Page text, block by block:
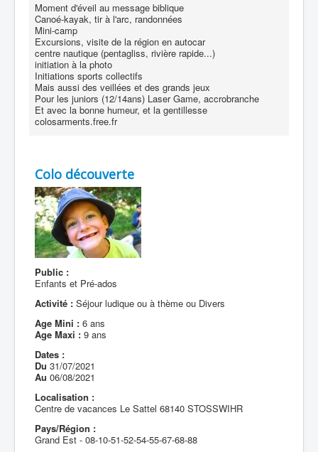
Moment d'éveil au message biblique
Canoé-kayak, tir à l'arc, randonnées
Mini-camp
Excursions, visite de la région en autocar
centre nautique (pentagliss, rivière rapide...)
initiation à la photo
Initiations sports collectifs
Mais aussi des veillées et des grands jeux
Pour les juniors (12/14ans) Laser Game, accrobranche
Et avec la bonne humeur, et la gentillesse
colosarments.free.fr
Colo découverte
Public :
Enfants et Pré-ados
Activité : Séjour ludique ou à thème ou Divers
Age Mini : 6 ans
Age Maxi : 9 ans
Dates :
Du 31/07/2021
Au 06/08/2021
Localisation :
Centre de vacances Le Sattel 68140 STOSSWIHR
Pays/Région :
Grand Est - 08-10-51-52-54-55-67-68-88